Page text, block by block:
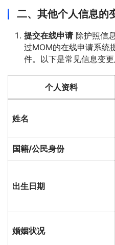
二、其他个人信息的
提交在线申请除护照信
过MOM的在线申请系统
件。以下是常见信息变
个人资料
姓名
国籍/公民身份
出生日期
婚姻状况